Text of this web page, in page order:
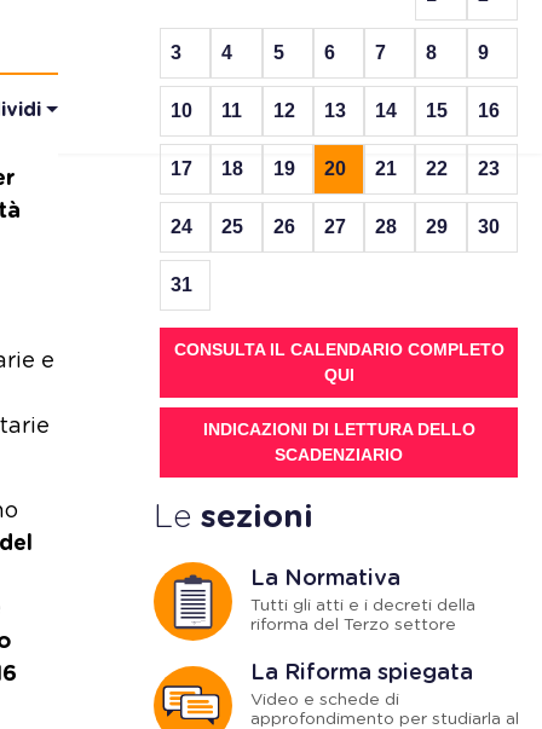
e
3 4 5 6 7 8 9
10 11 12 13 14 15 16
17 18 19 20 21 22 23
24 25 26 27 28 29 30
31
CONSULTA IL CALENDARIO COMPLETO
QUI
INDICAZIONI DI LETTURA DELLO
SCADENZIARIO
Le sezioni
La Normativa
Tutti gli atti e i decreti della
riforma del Terzo settore
La Riforma spiegata
Video e schede di
approfondimento per studiarla al